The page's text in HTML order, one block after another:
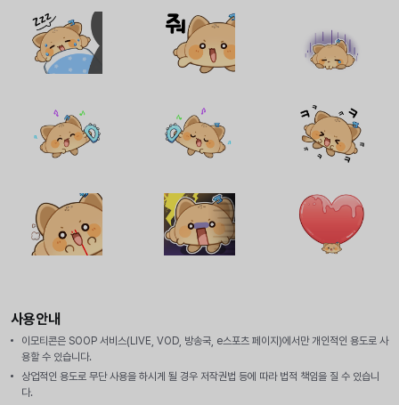
사용안내
이모티콘은 SOOP 서비스(LIVE, VOD, 방송국, e스포츠 페이지)에서만 개인적인 용도로 사
용할 수 있습니다.
상업적인 용도로 무단 사용을 하시게 될 경우 저작권법 등에 따라 법적 책임을 질 수 있습니
다.